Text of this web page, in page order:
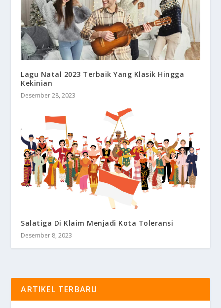
Lagu Natal 2023 Terbaik Yang Klasik Hingga
Kekinian
Desember 28, 2023
Salatiga Di Klaim Menjadi Kota Toleransi
Desember 8, 2023
ARTIKEL TERBARU